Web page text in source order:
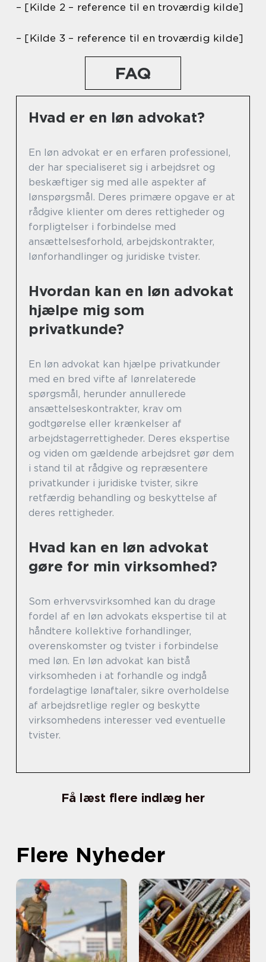
– [Kilde 2 – reference til en troværdig kilde]
– [Kilde 3 – reference til en troværdig kilde]
FAQ
Hvad er en løn advokat?
En løn advokat er en erfaren professionel,
der har specialiseret sig i arbejdsret og
beskæftiger sig med alle aspekter af
lønspørgsmål. Deres primære opgave er at
rådgive klienter om deres rettigheder og
forpligtelser i forbindelse med
ansættelsesforhold, arbejdskontrakter,
lønforhandlinger og juridiske tvister.
Hvordan kan en løn advokat
hjælpe mig som
privatkunde?
En løn advokat kan hjælpe privatkunder
med en bred vifte af lønrelaterede
spørgsmål, herunder annullerede
ansættelseskontrakter, krav om
godtgørelse eller krænkelser af
arbejdstagerrettigheder. Deres ekspertise
og viden om gældende arbejdsret gør dem
i stand til at rådgive og repræsentere
privatkunder i juridiske tvister, sikre
retfærdig behandling og beskyttelse af
deres rettigheder.
Hvad kan en løn advokat
gøre for min virksomhed?
Som erhvervsvirksomhed kan du drage
fordel af en løn advokats ekspertise til at
håndtere kollektive forhandlinger,
overenskomster og tvister i forbindelse
med løn. En løn advokat kan bistå
virksomheden i at forhandle og indgå
fordelagtige lønaftaler, sikre overholdelse
af arbejdsretlige regler og beskytte
virksomhedens interesser ved eventuelle
tvister.
Få læst flere indlæg her
Flere Nyheder